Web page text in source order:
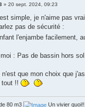
»20 sept. 2024, 09:23
simple, je n'aime pas
pas de sécurité :
l'enjambe facilement,
: Pas de bassin hors sol..
que mon choix que
tout !!
80 m3 Un vivier